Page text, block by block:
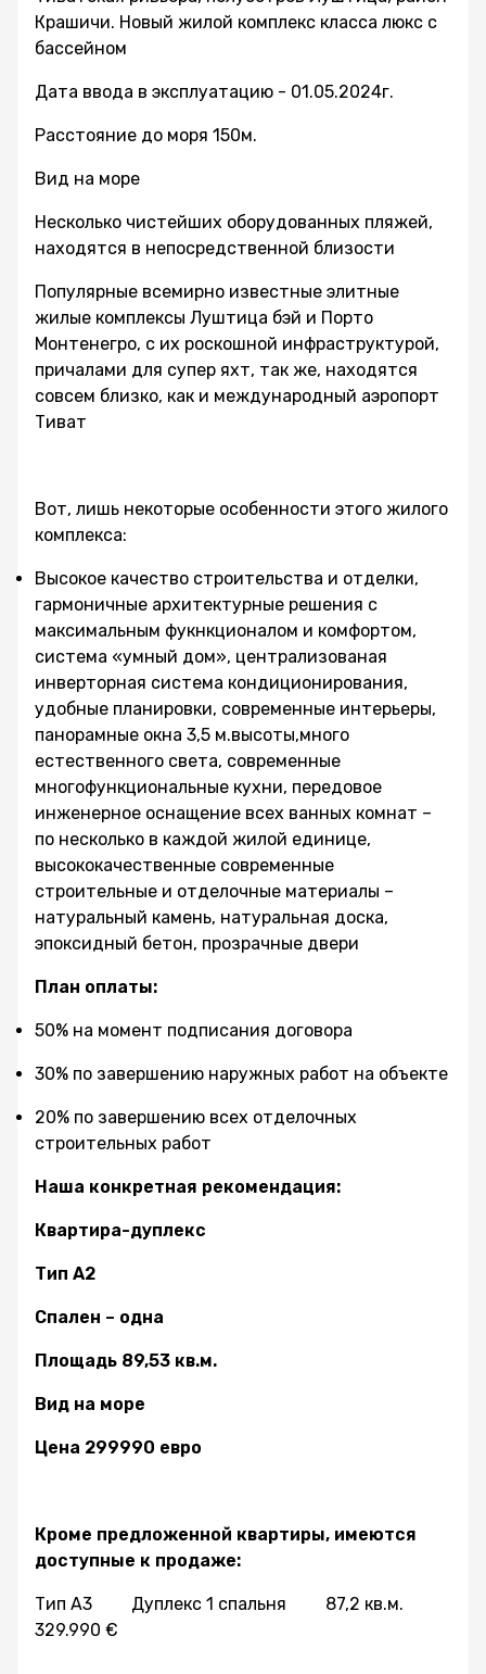
Крашичи. Новый жилой комплекс класса люкс с
бассейном
Дата ввода в эксплуатацию - 01.05.2024г.
Расстояние до моря 150м.
Вид на море
Несколько чистейших оборудованных пляжей,
находятся в непосредственной близости
Популярные всемирно известные элитные
жилые комплексы Луштица бэй и Порто
Монтенегро, с их роскошной инфраструктурой,
причалами для супер яхт, так же, находятся
совсем близко, как и международный аэропорт
Тиват
Вот, лишь некоторые особенности этого жилого
комплекса:
Высокое качество строительства и отделки,
гармоничные архитектурные решения с
максимальным фукнкционалом и комфортом,
система «умный дом», централизованая
инверторная система кондиционирования,
удобные планировки, современные интерьеры,
панорамные окна 3,5 м.высоты,много
естественного света, современные
многофункциональные кухни, передовое
инженерное оснащение всех ванных комнат –
по несколько в каждой жилой единице,
высококачественные современные
строительные и отделочные материалы –
натуральный камень, натуральная доска,
эпоксидный бетон, прозрачные двери
План оплаты:
50% на момент подписания договора
30% по завершению наружных работ на объекте
20% по завершению всех отделочных
строительных работ
Наша конкретная рекомендация:
Квартира-дуплекс
Тип А2
Спален – одна
Площадь 89,53 кв.м.
Вид на море
Цена 299990 евро
Кроме предложенной квартиры, имеются
доступные к продаже:
Тип A3 Дуплекс 1 спальня 87,2 кв.м.
329.990 €